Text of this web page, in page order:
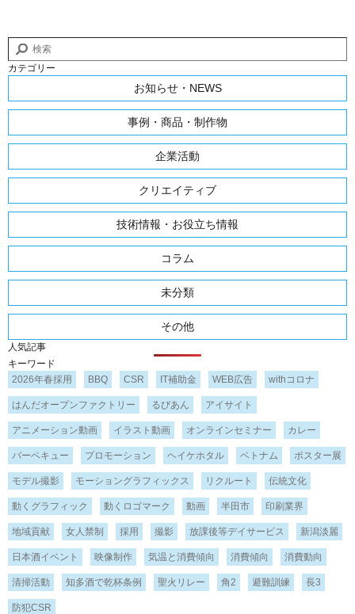
カテゴリー
お知らせ・NEWS
事例・商品・制作物
企業活動
クリエイティブ
技術情報・お役立ち情報
コラム
未分類
その他
人気記事
キーワード
2026年春採用
BBQ CSR IT補助金 WEB広告 withコロナ
はんだオープンファクトリー るびあん アイサイト
アニメーション動画 イラスト動画 オンラインセミナー カレー
バーベキュー プロモーション ヘイケホタル ベトナム ポスター展
モデル撮影 モーショングラフィックス リクルート 伝統文化
動くグラフィック 動くロゴマーク 動画 半田市 印刷業界
地域貢献 女人禁制 採用 撮影 放課後等デイサービス 新潟淡麗
日本酒イベント 映像制作 気温と消費傾向 消費傾向 消費動向
清掃活動 知多酒で乾杯条例 聖火リレー 角2 避難訓練 長3
防犯CSR